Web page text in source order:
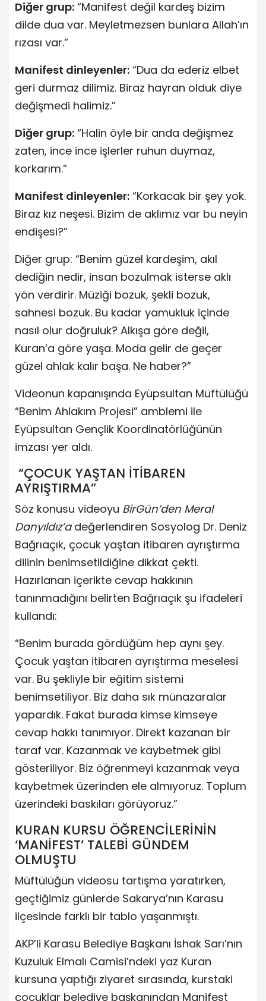
Diğer grup: “Manifest değil kardeş bizim
dilde dua var. Meyletmezsen bunlara Allah’ın
rızası var.”
Manifest dinleyenler: “Dua da ederiz elbet
geri durmaz dilimiz. Biraz hayran olduk diye
değişmedi halimiz.”
Diğer grup: “Halin öyle bir anda değişmez
zaten, ince ince işlerler ruhun duymaz,
korkarım.”
Manifest dinleyenler: “Korkacak bir şey yok.
Biraz kız neşesi. Bizim de aklımız var bu neyin
endişesi?”
Diğer grup: “Benim güzel kardeşim, akıl
dediğin nedir, insan bozulmak isterse aklı
yön verdirir. Müziği bozuk, şekli bozuk,
sahnesi bozuk. Bu kadar yamukluk içinde
nasıl olur doğruluk? Alkışa göre değil,
Kuran’a göre yaşa. Moda gelir de geçer
güzel ahlak kalır başa. Ne haber?”
Videonun kapanışında Eyüpsultan Müftülüğü
“Benim Ahlakım Projesi” amblemi ile
Eyüpsultan Gençlik Koordinatörlüğünün
imzası yer aldı.
“ÇOCUK YAŞTAN İTİBAREN
AYRIŞTIRMA”
Söz konusu videoyu BirGün’den Meral
Danyıldız’adeğerlendiren Sosyolog Dr. Deniz
Bağrıaçık, çocuk yaştan itibaren ayrıştırma
dilinin benimsetildiğine dikkat çekti.
Hazırlanan içerikte cevap hakkının
tanınmadığını belirten Bağrıaçık şu ifadeleri
kullandı:
“Benim burada gördüğüm hep aynı şey.
Çocuk yaştan itibaren ayrıştırma meselesi
var. Bu şekliyle bir eğitim sistemi
benimsetiliyor. Biz daha sık münazaralar
yapardık. Fakat burada kimse kimseye
cevap hakkı tanımıyor. Direkt kazanan bir
taraf var. Kazanmak ve kaybetmek gibi
gösteriliyor. Biz öğrenmeyi kazanmak veya
kaybetmek üzerinden ele almıyoruz. Toplum
üzerindeki baskıları görüyoruz.”
KURAN KURSU ÖĞRENCİLERİNİN
‘MANİFEST’ TALEBİ GÜNDEM
OLMUŞTU
Müftülüğün videosu tartışma yaratırken,
geçtiğimiz günlerde Sakarya’nın Karasu
ilçesinde farklı bir tablo yaşanmıştı.
AKP’li Karasu Belediye Başkanı İshak Sarı’nın
Kuzuluk Elmalı Camisi’ndeki yaz Kuran
kursuna yaptığı ziyaret sırasında, kurstaki
çocuklar belediye başkanından Manifest